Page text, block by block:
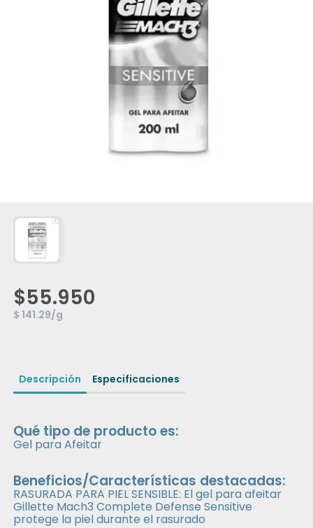
$55.950
$ 141.29/g
Descripción Especificaciones
Qué tipo de producto es:
Gel para Afeitar
Beneficios/Características destacadas:
RASURADA PARA PIEL SENSIBLE: El gel para afeitar
Gillette Mach3 Complete Defense Sensitive
protege la piel durante el rasurado